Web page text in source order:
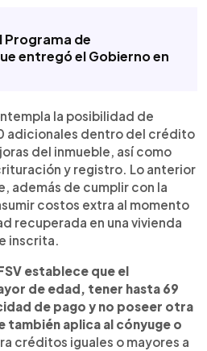
Programa de
entregó el Gobierno en
la posibilidad de
adicionales dentro del crédito
del inmueble, así como
y registro. Lo anterior
además de cumplir con la
costos extra al momento
recuperada en una vivienda
inscrita.
establece que el
de edad, tener hasta 69
de pago y no poseer otra
también aplica al cónyuge o
créditos iguales o mayores a